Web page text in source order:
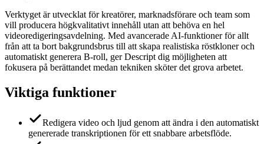
Verktyget är utvecklat för kreatörer, marknadsförare och team som
vill producera högkvalitativt innehåll utan att behöva en hel
videoredigeringsavdelning. Med avancerade AI-funktioner för allt
från att ta bort bakgrundsbrus till att skapa realistiska röstkloner och
automatiskt generera B-roll, ger Descript dig möjligheten att
fokusera på berättandet medan tekniken sköter det grova arbetet.
Viktiga funktioner
Redigera video och ljud genom att ändra i den automatiskt
genererade transkriptionen för ett snabbare arbetsflöde.